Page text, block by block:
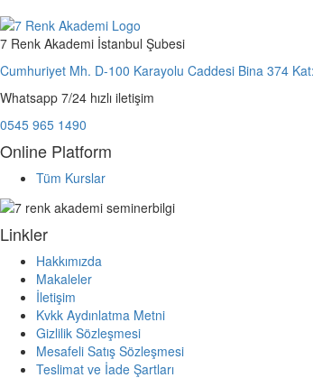
7 Renk Akademi İstanbul Şubesi
Cumhuriyet Mh. D-100 Karayolu Caddesi Bina 374
Whatsapp 7/24 hızlı iletişim
0545 965 1490
Online Platform
Tüm Kurslar
Linkler
Hakkımızda
Makaleler
İletişim
Kvkk Aydınlatma Metni
Gizlilik Sözleşmesi
Mesafeli Satış Sözleşmesi
Teslimat ve İade Şartları